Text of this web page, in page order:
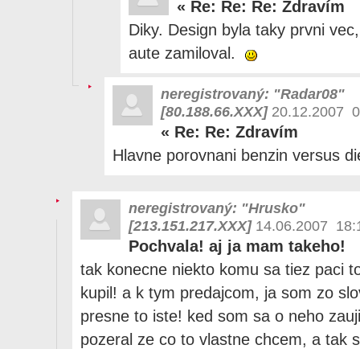
« Re: Re: Re: Zdravím
Diky. Design byla taky prvni
aute zamiloval.
neregistrovaný: "Radar08"
[80.188.66.XXX]20.12.2007
« Re: Re: Zdravím
Hlavne porovnani benzin versus
neregistrovaný: "Hrusko"
[213.151.217.XXX]14.06.2007
Pochvala! aj ja mam takeho!
tak konecne niekto komu sa tiez paci
kupil! a k tym predajcom, ja som zo
presne to iste! ked som sa o neho
pozeral ze co to vlastne chcem, a tak